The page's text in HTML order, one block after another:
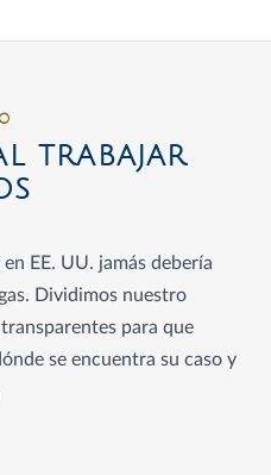
TRABAJAR
EE. UU. jamás debería
Dividimos nuestro
para que
se encuentra su caso y